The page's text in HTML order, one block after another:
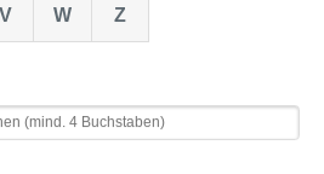
V W Z